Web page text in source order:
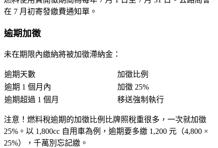
在 7 月初寄發繳費通知單。
逾期加徵
未在期限內繳納將被加徵滯納金：
逾期天數
加徵比例
逾期 1 個月內
加徵 25%
逾期超過 1 個月
移送強制執行
注意！燃料稅逾期的加徵比例比牌照稅重很多， 一次就加徵
25% 。以 1,800cc 自用車為例，逾期要多繳 1,200 元（4,800 ×
25%），千萬別忘記繳。